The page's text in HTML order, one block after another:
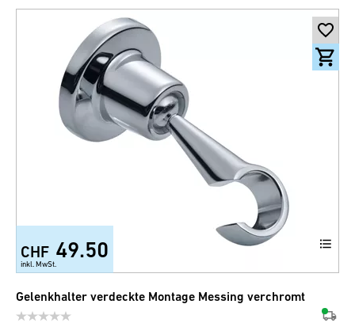
CHF 49.50
inkl. MwSt.
Gelenkhalter verdeckte Montage Messing verchromt